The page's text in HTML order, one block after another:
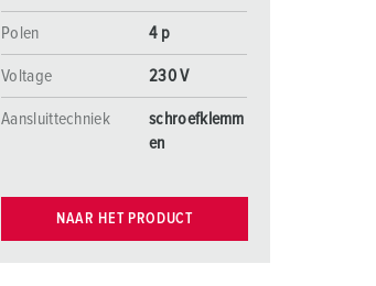
Polen 4 p
Voltage 230 V
Aansluittechniek
schroefklemm
en
NAAR HET PRODUCT